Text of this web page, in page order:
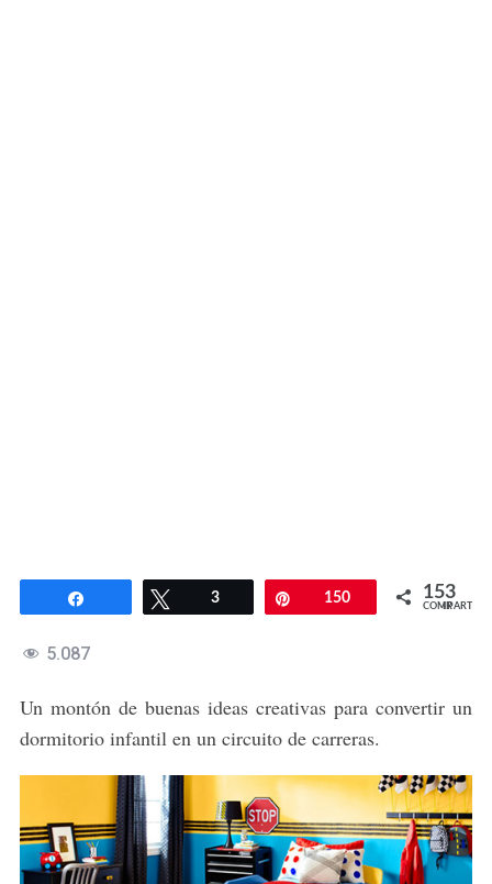
Compartir Twittear
3 Pin150 153
COMPARTIR
5.087
Un montón de buenas ideas creativas para convertir un
dormitorio infantil en un circuito de carreras.